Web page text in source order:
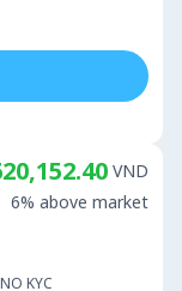
KYC
VND
6% above market